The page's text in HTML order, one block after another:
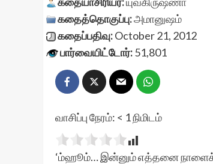
கதைத்தொகுப்பு:அமானுஷம்
கதைப்பதிவு:October 21, 2012
பார்வையிட்டோர்:51,801
வாசிப்பு நேரம்: < 1நிமிடம்
‘ம்ஹூம்… இன்னும் எத்தனை